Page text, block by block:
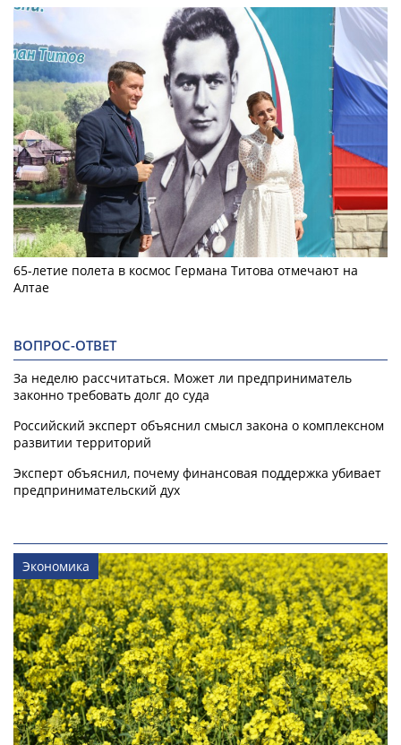
65-летие полета в космос Германа Титова отмечают на
Алтае
ВОПРОС-ОТВЕТ
За неделю рассчитаться. Может ли предприниматель
законно требовать долг до суда
Российский эксперт объяснил смысл закона о комплексном
развитии территорий
Эксперт объяснил, почему финансовая поддержка убивает
предпринимательский дух
Экономика